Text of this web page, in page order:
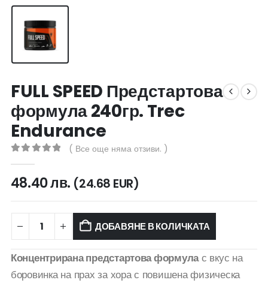
FULL SPEED Предстартова
формула 240гр. Trec
Endurance
( Все още няма отзиви. )
48.40лв. (24.68 EUR)
ДОБАВЯНЕ В КОЛИЧКАТА
Концентрирана предстартова формулас вкус на
боровинка на прах за хора с повишена физическа